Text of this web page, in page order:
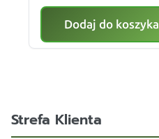
Dodaj do koszyka
Strefa Klienta